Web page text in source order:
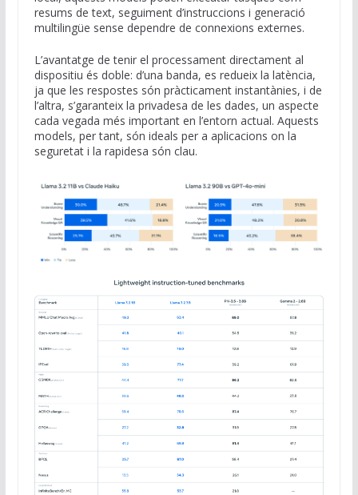
resums de text, seguiment d’instruccions i generació
multilingüe sense dependre de connexions externes.
L’avantatge de tenir el processament directament al
dispositiu és doble: d’una banda, es redueix la latència,
ja que les respostes són pràcticament instantànies, i de
l’altra, s’garanteix la privadesa de les dades, un aspecte
cada vegada més important en l’entorn actual. Aquests
models, per tant, són ideals per a aplicacions on la
seguretat i la rapidesa són clau.